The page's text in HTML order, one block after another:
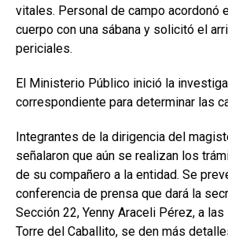
vitales. Personal de campo acordonó
cuerpo con una sábana y solicitó el
periciales.
El Ministerio Público inició la
correspondiente para determinar las
Integrantes de la dirigencia del
señalaron que aún se realizan los
de su compañero a la entidad. Se
conferencia de prensa que dará la
Sección 22, Yenny Araceli Pérez, a
Torre del Caballito, se den más